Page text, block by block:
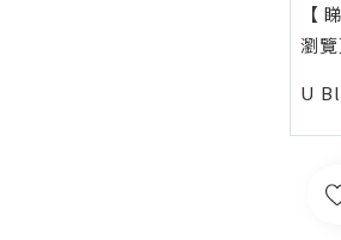
【
瀏
U